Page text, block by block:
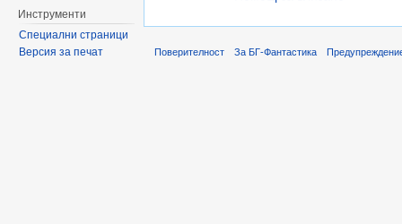
Инструменти
Специални страници
Версия за печат
Поверителност За БГ-Фантастика